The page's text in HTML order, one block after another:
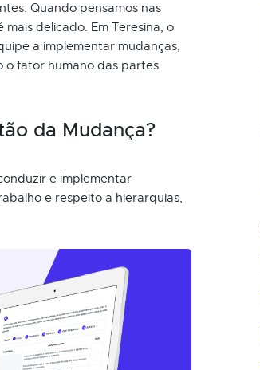
Quando pensamos nas
delicado. Em Teresina, o
a implementar mudanças,
o fator humano das partes
da Mudança?
e implementar
e respeito a hierarquias,